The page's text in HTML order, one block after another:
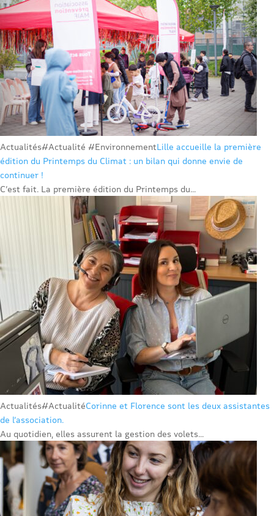
Actualités#Actualité #EnvironnementLille accueille la première
édition du Printemps du Climat : un bilan qui donne envie de
continuer !
C’est fait. La première édition du Printemps du...
Actualités#ActualitéCorinne et Florence sont les deux assistantes
de l’association.
Au quotidien, elles assurent la gestion des volets...